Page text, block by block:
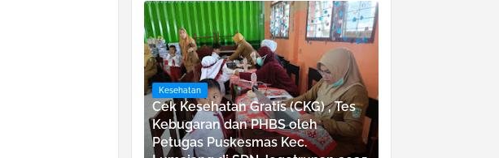
Kesehatan
Cek Kesehatan Gratis (CKG) , Tes
Kebugaran dan PHBS oleh
Petugas Puskesmas Kec.